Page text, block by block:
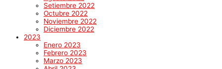
Setiembre 2022
Octubre 2022
Noviembre 2022
Diciembre 2022
2023
Enero 2023
Febrero 2023
Marzo 2023